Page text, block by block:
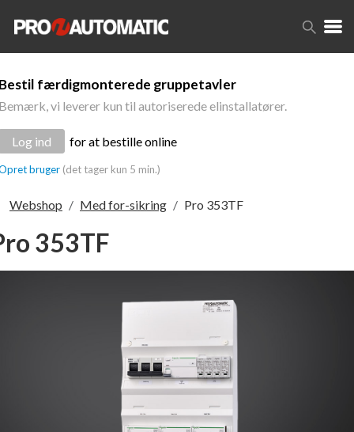
færdigmonterede gruppetavler
vi leverer kun til autoriserede elinstallatører.
Log ind for at bestille online
bruger (det tager kun 5 min.)
Webshop Med for-sikring Pro 353TF
353TF